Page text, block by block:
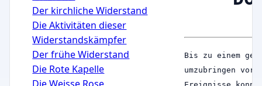
Der kirchliche Widerstand
Die Aktivitäten dieser
Widerstandskämpfer
Der frühe Widerstand
Die Rote Kapelle
Die Weisse Rose
Bis zu einem
umzubringen